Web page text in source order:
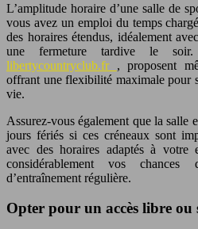
L’amplitude horaire d’une salle de
vous avez un emploi du temps
des horaires étendus, idéalement
une fermeture tardive le soir.
libertycountryclub.fr , proposent
offrant une flexibilité maximale pour
vie.
Assurez-vous également que la salle
jours fériés si ces créneaux sont
avec des horaires adaptés à votre
considérablement vos
d’entraînement régulière.
Opter pour un accès libre ou